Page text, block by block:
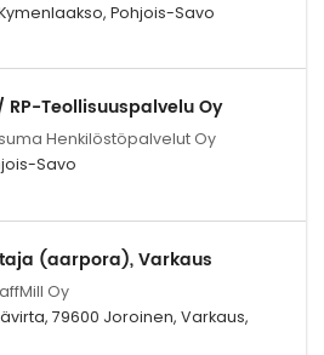
Pohjois-Savo
RP-Teollisuuspalvelu Oy
Henkilöstöpalvelut Oy
Savo
(aarpora), Varkaus
Oy
79600 Joroinen, Varkaus,